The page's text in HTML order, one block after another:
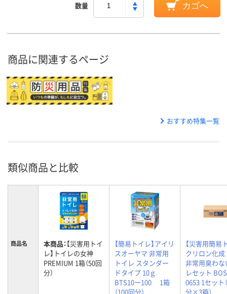
数量 カゴへ
商品に関連するページ
おすすめ特集一覧
類似商品と比較
商品名 本商品：【災害用トイ
レ】トイレの女神
PREMIUM 1箱（50回
分）
【簡易トイレ】アイリ
スオーヤマ 非常用
トイレ スタンダー
ドタイプ 10ｇ
BTS10ー100 1箱
（100回分）
【災害用簡易
クリロン化成
非常用臭わな
レセット
0653 1セット
分×3箱）